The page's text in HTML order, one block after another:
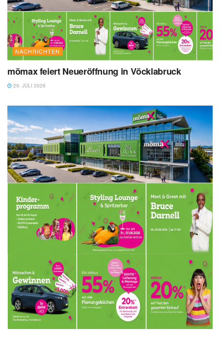
NACHRICHTEN
mömax feiert Neueröffnung in Vöcklabruck
29. JULI 2026